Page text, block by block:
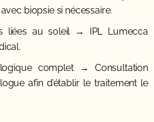
biopsie si nécessaire.
liées au soleil → IPL Lumecca
complet→ Consultation
afin d’établir le traitement le